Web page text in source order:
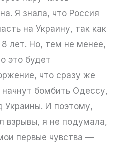
Я знала, что Россия
на Украину, так как
лет. Но, тем не менее,
это будет
что сразу же
бомбить Одессу,
Украины. И поэтому,
взрывы, я не подумала,
первые чувства —